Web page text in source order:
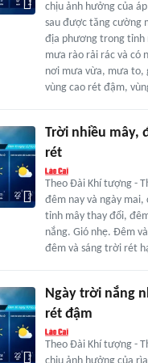
chịu ảnh hưởng của
sau được tăng cường
địa phương trong tỉnh
mưa rào rải rác và có
nơi mưa vừa, mưa to,
vùng cao rét đậm,
Trời nhiều mây,
rét
Theo Đài Khí tượng -
đêm nay và ngày
tỉnh mây thay đổi,
nắng. Gió nhẹ. Đêm
đêm và sáng trời rét
Ngày trời nắng
rét đậm
Theo Đài Khí tượng -